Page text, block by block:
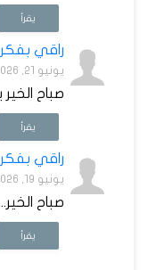
يقرأ
راقي
يونيو 21, 2026 2:51 ص
صباح
يقرأ
راقي
يونيو 19, 2026 4:26 ص
صباح الخير...
يقرأ